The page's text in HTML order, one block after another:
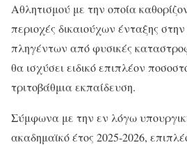
Αθλητισμού με την οποία
περιοχές δικαιούχων ένταξης
πληγέντων από φυσικές
θα ισχύσει ειδικό επιπλέον
τριτοβάθμια εκπαίδευση.
Σύμφωνα με την εν λόγω
ακαδημαϊκό έτος 2025-2026,